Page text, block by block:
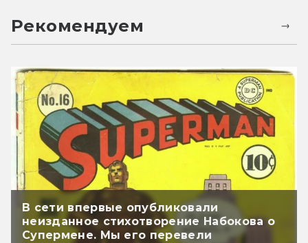
Рекомендуем
В сети впервые опубликовали
неизданное стихотворение Набокова о
Супермене. Мы его перевели